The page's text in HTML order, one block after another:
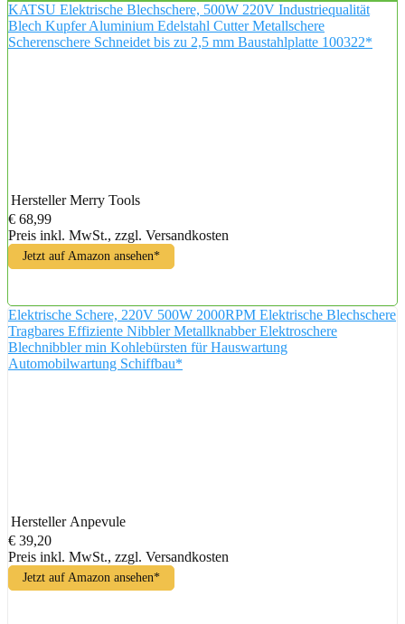
KATSU Elektrische Blechschere, 500W 220V Industriequalität
Blech Kupfer Aluminium Edelstahl Cutter Metallschere
Scherenschere Schneidet bis zu 2,5 mm Baustahlplatte 100322*
Hersteller Merry Tools
€ 68,99
Preis inkl. MwSt., zzgl. Versandkosten
Jetzt auf Amazon ansehen*
Elektrische Schere, 220V 500W 2000RPM Elektrische Blechschere
Tragbares Effiziente Nibbler Metallknabber Elektroschere
Blechnibbler min Kohlebürsten für Hauswartung
Automobilwartung Schiffbau*
Hersteller Anpevule
€ 39,20
Preis inkl. MwSt., zzgl. Versandkosten
Jetzt auf Amazon ansehen*